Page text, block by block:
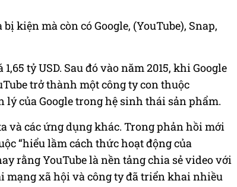
kiện mà còn có Google, (YouTube), Snap,
tỷ USD. Sau đó vào năm 2015, khi Google
trở thành một công ty con thuộc
của Google trong hệ sinh thái sản phẩm.
và các ứng dụng khác. Trong phản hồi mới
“hiểu lầm cách thức hoạt động của
rằng YouTube là nền tảng chia sẻ video với
xã hội và công ty đã triển khai nhiều